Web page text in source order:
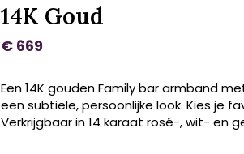
14K Goud
€ 669
Een 14K gouden Family bar armband
een subtiele, persoonlijke look. Kies je
Verkrijgbaar in 14 karaat rosé-, wit- en